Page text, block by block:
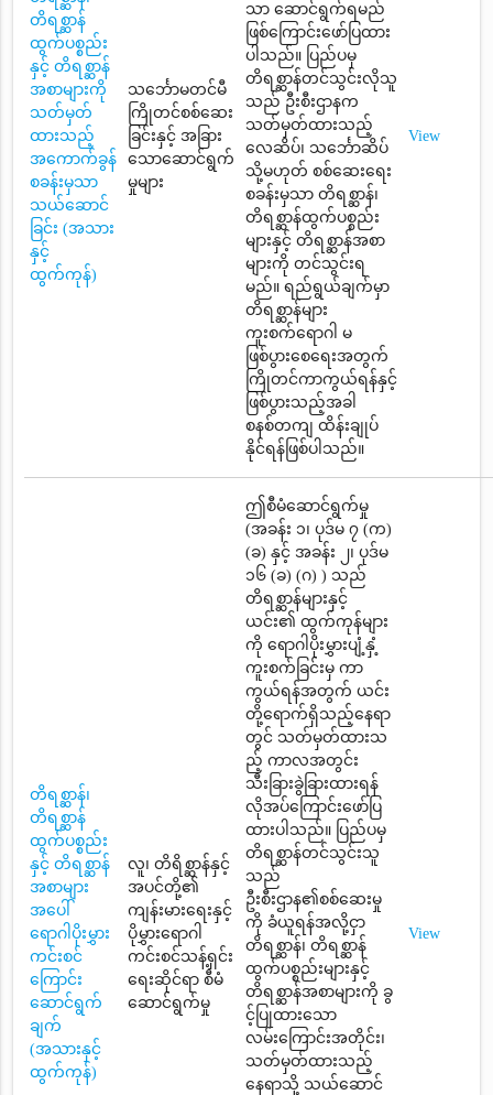
တိရစ္ဆာန်
ထွက်ပစ္စည်း
နှင့် တိရစ္ဆာန်
အစာများကို
သတ်မှတ်
ထားသည့်
အကောက်ခွန်
စခန်းမှသာ
သယ်ဆောင်
ခြင်း (အသား
နှင့်
ထွက်ကုန်)
သင်္ဘောမတင်မီ
ကြိုတင်စစ်ဆေး
ခြင်းနှင့် အခြား
သောဆောင်ရွက်
မှုများ
သာ ဆောင်ရွက်ရမည်
ဖြစ်ကြောင်းဖော်ပြထား
ပါသည်။ ပြည်ပမှ
တိရစ္ဆာန်တင်သွင်းလိုသူ
သည် ဦးစီးဌာနက
သတ်မှတ်ထားသည့်
လေဆိပ်၊ သင်္ဘောဆိပ်
သို့မဟုတ် စစ်ဆေးရေး
စခန်းမှသာ တိရစ္ဆာန်၊
တိရစ္ဆာန်ထွက်ပစ္စည်း
များနှင့် တိရစ္ဆာန်အစာ
များကို တင်သွင်းရ
မည်။ ရည်ရွယ်ချက်မှာ
တိရစ္ဆာန်များ
ကူးစက်ရောဂါ မ
ဖြစ်ပွားစေရေးအတွက်
ကြိုတင်ကာကွယ်ရန်နှင့်
ဖြစ်ပွားသည့်အခါ
စနစ်တကျ ထိန်းချုပ်
နိုင်ရန်ဖြစ်ပါသည်။
View
တိရစ္ဆာန်၊
တိရစ္ဆာန်
ထွက်ပစ္စည်း
နှင့် တိရစ္ဆာန်
အစာများ
အပေါ်
ရောဂါပိုးမွှား
ကင်းစင်
ကြောင်း
ဆောင်ရွက်
ချက်
(အသားနှင့်
ထွက်ကုန်)
လူ၊ တိရိစ္ဆာန်နှင့်
အပင်တို့၏
ကျန်းမားရေးနှင့်
ပိုမွှားရောဂါ
ကင်းစင်သန့်ရှင်း
ရေးဆိုင်ရာ စီမံ
ဆောင်ရွက်မှု
ဤစီမံဆောင်ရွက်မှု
(အခန်း ၁၊ ပုဒ်မ ၇ (က)
(ခ) နှင့် အခန်း ၂၊ ပုဒ်မ
၁၆ (ခ) (ဂ) ) သည်
တိရစ္ဆာန်များနှင့်
ယင်း၏ ထွက်ကုန်များ
ကို ရောဂါပိုးမွှားပျံ့နှံ့
ကူးစက်ခြင်းမှ ကာ
ကွယ်ရန်အတွက် ယင်း
တို့ရောက်ရှိသည့်နေရာ
တွင် သတ်မှတ်ထားသ
ည့် ကာလအတွင်း
သီးခြားခွဲခြားထားရန်
လိုအပ်ကြောင်းဖော်ပြ
ထားပါသည်။ ပြည်ပမှ
တိရစ္ဆာန်တင်သွင်းသူ
သည်
ဦးစီးဌာန၏စစ်ဆေးမှု
ကို ခံယူရန်အလို့ငှာ
တိရစ္ဆာန်၊ တိရစ္ဆာန်
ထွက်ပစ္စည်းများနှင့်
တိရစ္ဆာန်အစာများကို ခွ
င့်ပြုထားသော
လမ်းကြောင်းအတိုင်း၊
သတ်မှတ်ထားသည့်
နေရာသို့ သယ်ဆောင်
View